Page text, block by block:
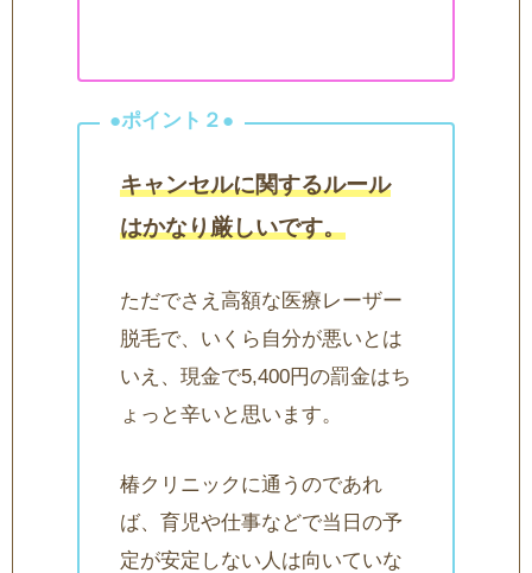
キャンセルに関するルール
はかなり厳しいです。
ただでさえ高額な医療レーザー
脱毛で、いくら自分が悪いとは
いえ、現金で5,400円の罰金はち
ょっと辛いと思います。
椿クリニックに通うのであれ
ば、育児や仕事などで当日の予
定が安定しない人は向いていな